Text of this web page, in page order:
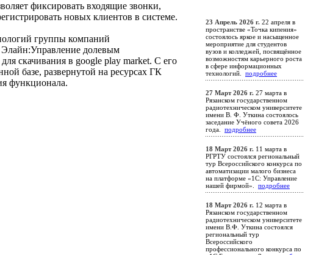
фиксировать входящие звонки,
новых клиентов в системе.
группы компаний
долевым
скачивания в google play market. С его
базе, развернутой на ресурсах ГК
функционала.
23 Апрель 2026 г. 22 апреля в
пространстве «Точка кипения»
состоялось яркое и насыщенное
мероприятие для студентов
вузов и колледжей, посвящённое
возможностям карьерного роста
в сфере информационных
технологий. подробнее
27 Март 2026 г. 27 марта в
Рязанском государственном
радиотехническом университете
имени В. Ф. Уткина состоялось
заседание Учёного совета 2026
года. подробнее
18 Март 2026 г. 11 марта в
РГРТУ состоялся региональный
тур Всероссийского конкурса по
автоматизации малого бизнеса
на платформе «1С: Управление
нашей фирмой». подробнее
18 Март 2026 г. 12 марта в
Рязанском государственном
радиотехническом университете
имени В.Ф. Уткина состоялся
региональный тур
Всероссийского
профессионального конкурса по